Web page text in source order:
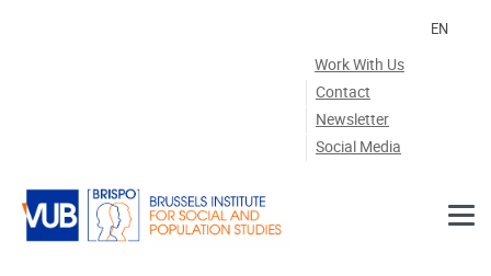
Work With Us
Contact
Newsletter
Social Media
EN